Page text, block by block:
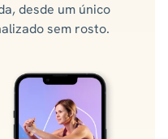
desde um único
sem rosto.